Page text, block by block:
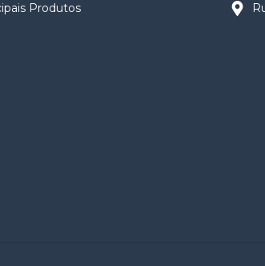
Produtos